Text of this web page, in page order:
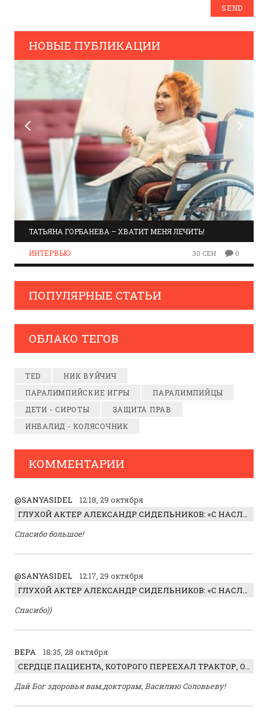
НОВЫЕ ПУБЛИКАЦИИ
ТАТЬЯНА ГОРБАНЕВА – ХВАТИТ МЕНЯ ЛЕЧИТЬ!
ИНТЕРВЬЮ 30 СЕН 0
ПОПУЛЯРНЫЕ СТАТЬИ
ОБЛАКО ТЕГОВ
TED
НИК ВУЙЧИЧ
ПАРАЛИМПИЙСКИЕ ИГРЫ
ПАРАЛИМПИЙЦЫ
ДЕТИ - СИРОТЫ
ЗАЩИТА ПРАВ
ИНВАЛИД - КОЛЯСОЧНИК
КОММЕНТАРИИ
@SANYASIDEL
12:18, 29 октября
ГЛУХОЙ АКТЕР АЛЕКСАНДР СИДЕЛЬНИКОВ: «С НАСЛАЖДЕНИЕМ ИГРАЛ ОТРИЦАТЕЛЬНОГО ГЕРОЯ!»
Спасибо большое!
@SANYASIDEL
12:17, 29 октября
ГЛУХОЙ АКТЕР АЛЕКСАНДР СИДЕЛЬНИКОВ: «С НАСЛАЖДЕНИЕМ ИГРАЛ ОТРИЦАТЕЛЬНОГО ГЕРОЯ!»
Спасибо))
ВЕРА
18:35, 28 октября
СЕРДЦЕ ПАЦИЕНТА, КОТОРОГО ПЕРЕЕХАЛ ТРАКТОР, ОБНАРУЖИЛИ… В ЖИВОТЕ
Дай Бог здоровья вам,докторам, Василию Соловьеву!